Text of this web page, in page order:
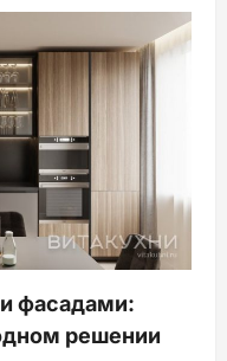
фасадами:
решении